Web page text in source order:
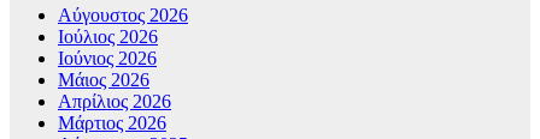
Αύγουστος 2026
Ιούλιος 2026
Ιούνιος 2026
Μάιος 2026
Απρίλιος 2026
Μάρτιος 2026